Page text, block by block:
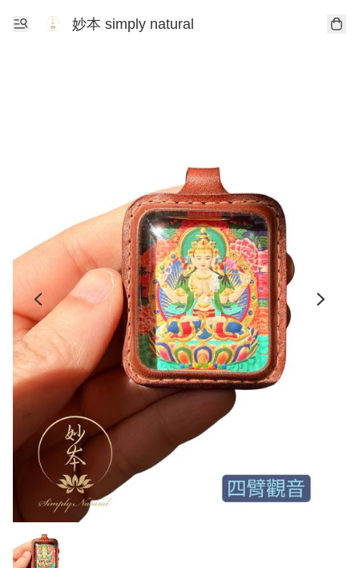
妙本 simply natural